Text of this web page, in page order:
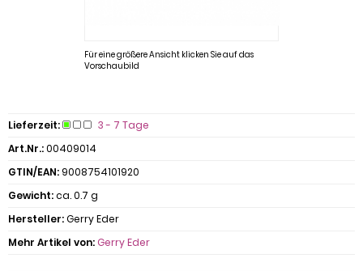
Für eine größere Ansicht klicken Sie auf das
Vorschaubild
Lieferzeit:
3 - 7 Tage
Art.Nr.:00409014
GTIN/EAN: 9008754101920
Gewicht:ca. 0.7 g
Hersteller:Gerry Eder
Mehr Artikel von: Gerry Eder